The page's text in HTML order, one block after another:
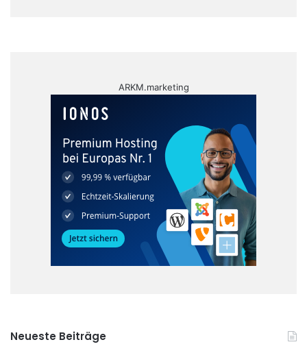
ARKM.marketing
Neueste Beiträge